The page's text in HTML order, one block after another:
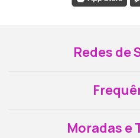
Redes de
Moradas e